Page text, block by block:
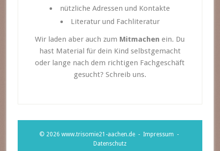
nützliche Adressen und Kontakte
Literatur und Fachliteratur
Wir laden aber auch zum Mitmachen ein. Du
hast Material für dein Kind selbstgemacht
oder lange nach dem richtigen Fachgeschäft
gesucht? Schreib uns.
© 2026www.trisomie21-aachen.de - Impressum -
Datenschutz